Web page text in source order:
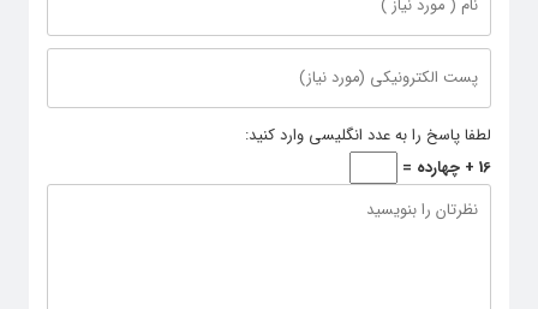
لطفا پاسخ را به عدد انگلیسی وارد کنید:
16 + چهارده =